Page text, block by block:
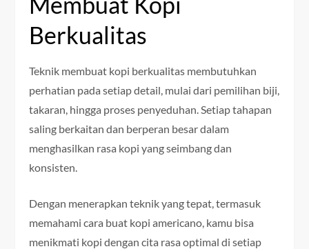
Berkualitas
Teknik membuat kopi berkualitas membutuhkan
perhatian pada setiap detail, mulai dari pemilihan biji,
takaran, hingga proses penyeduhan. Setiap tahapan
saling berkaitan dan berperan besar dalam
menghasilkan rasa kopi yang seimbang dan
konsisten.
Dengan menerapkan teknik yang tepat, termasuk
memahami cara buat kopi americano, kamu bisa
menikmati kopi dengan cita rasa optimal di setiap